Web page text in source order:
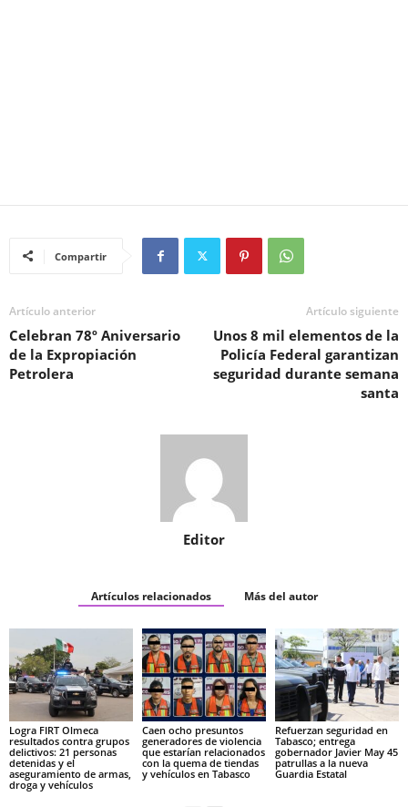
Compartir
Artículo anterior
Celebran 78º Aniversario
de la Expropiación
Petrolera
Artículo siguiente
Unos 8 mil elementos de la
Policía Federal garantizan
seguridad durante semana
santa
Editor
Artículos relacionados Más del autor
Logra FIRT Olmeca
resultados contra grupos
delictivos: 21 personas
detenidas y el
aseguramiento de armas,
droga y vehículos
Caen ocho presuntos
generadores de violencia
que estarían relacionados
con la quema de tiendas
y vehículos en Tabasco
Refuerzan seguridad en
Tabasco; entrega
gobernador Javier May 45
patrullas a la nueva
Guardia Estatal